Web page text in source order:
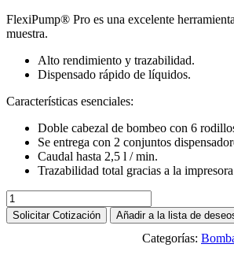
FlexiPump® Pro es una excelente
muestra.
Alto rendimiento y trazabilidad.
Dispensado rápido de líquidos.
Características esenciales:
Doble cabezal de bombeo con 6
Se entrega con 2 conjuntos
Caudal hasta 2,5 l / min.
Trazabilidad total gracias a la
Solicitar Cotización Añadir a la lista de
Categorías: